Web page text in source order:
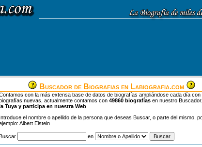
Buscador de Biografias en Labiografia.com
con la más extensa base de datos de biografías ampliándose cada día con
nuevas, actualmente contamos con 49860 biografías en nuestro Buscador.
Tuya y participa en nuestra Web
Introduce el nombre o apellido de la persona que deseas Buscar, o parte del mismo,
Albert Eistein
en